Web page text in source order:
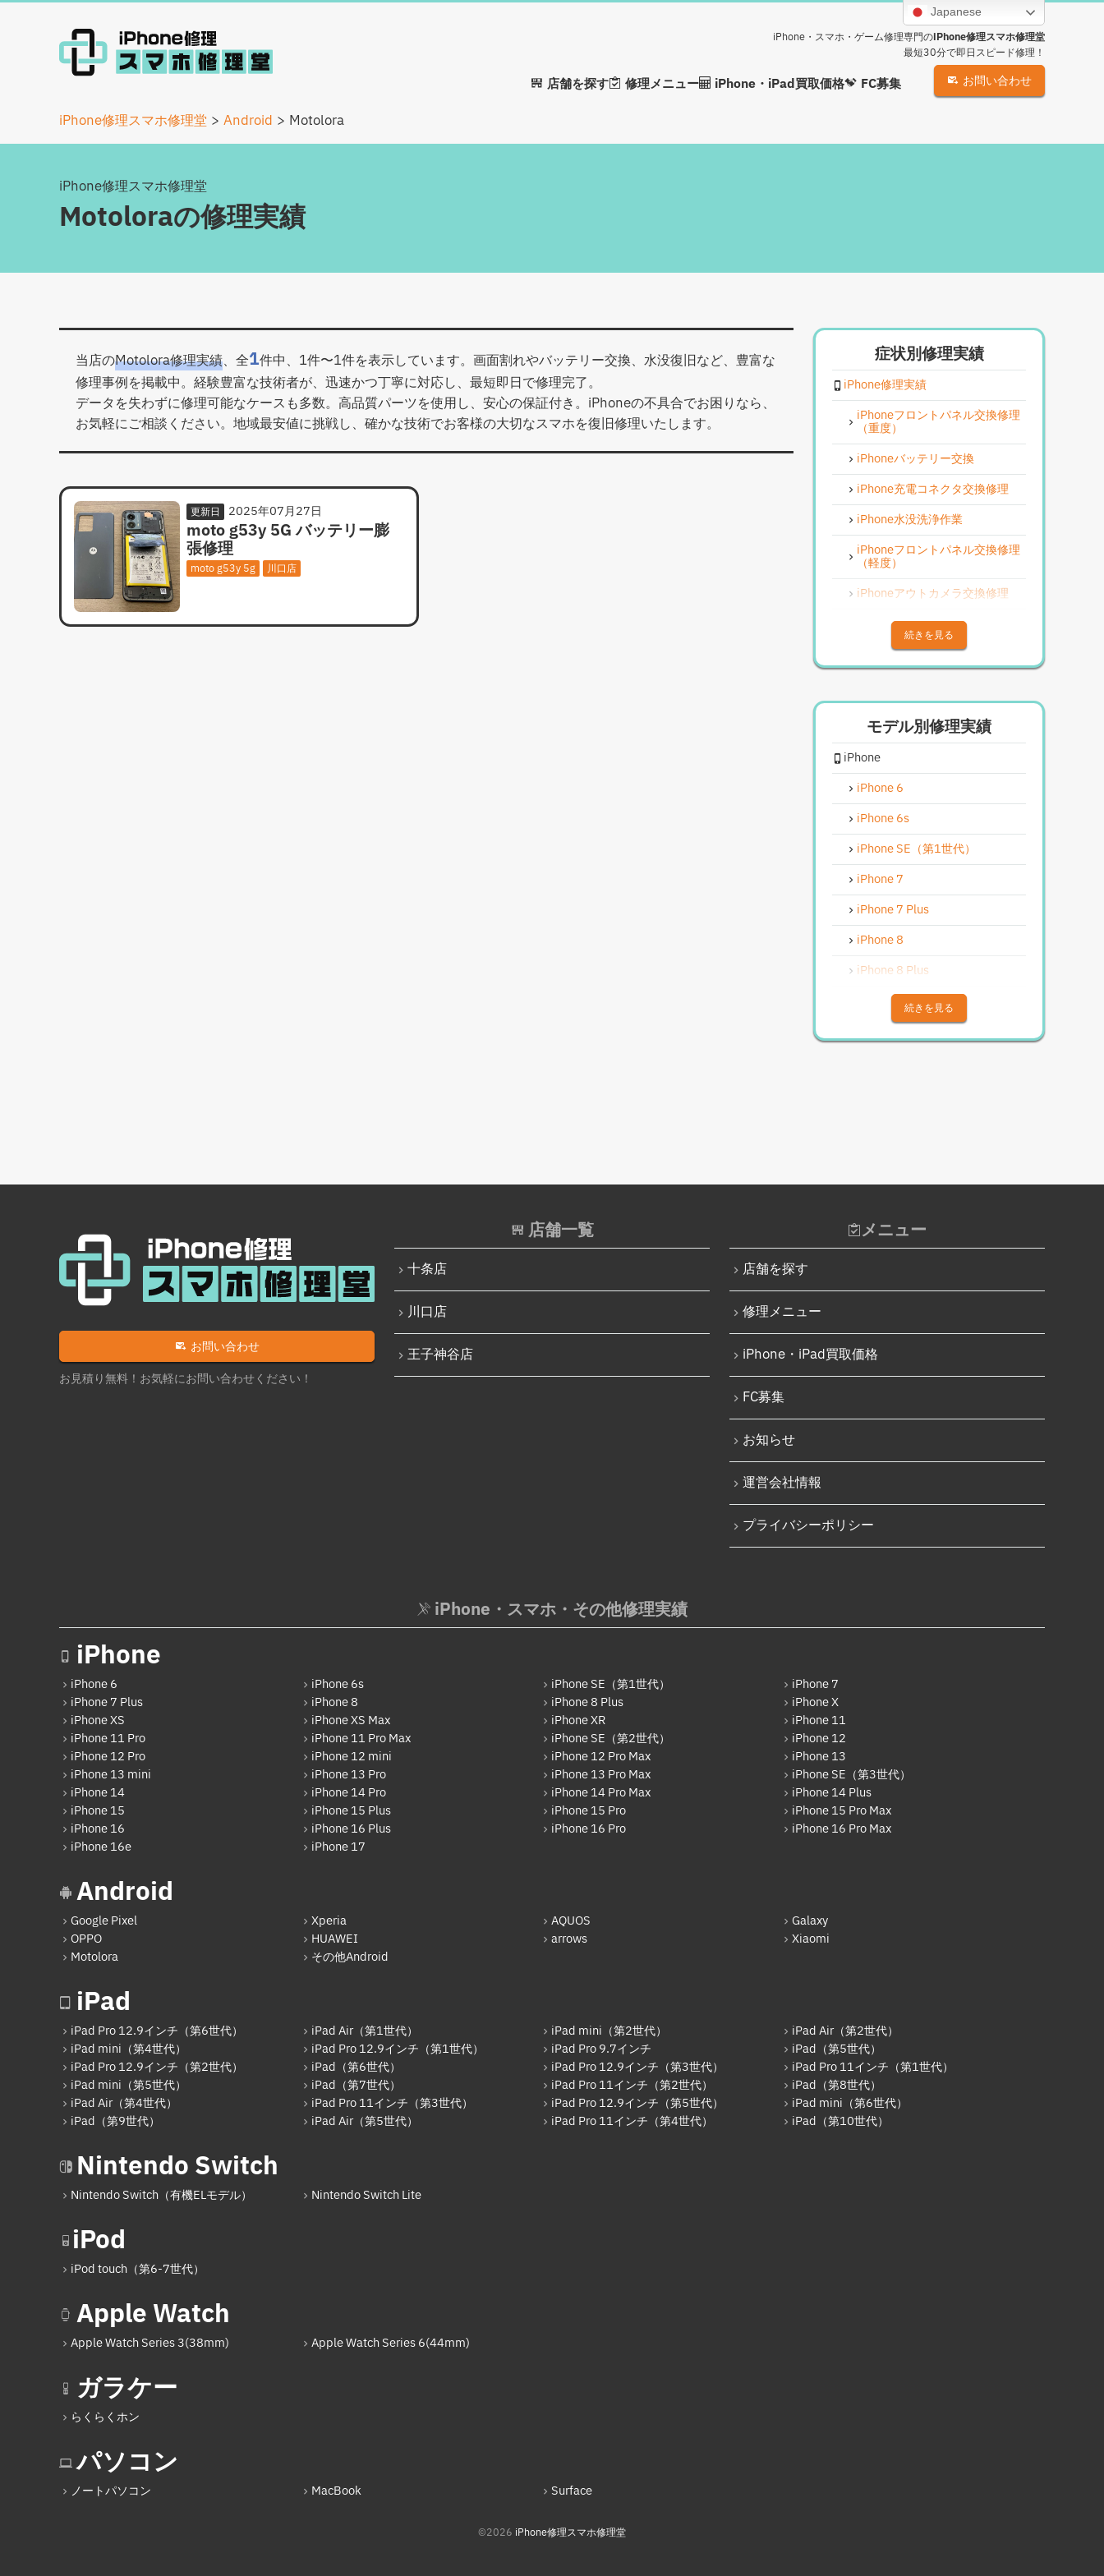
Japanese
iPhone・スマホ・ゲーム修理専門のiPhone修理スマホ修理堂
最短30分で即日スピード修理！
店舗を探す 修理メニュー iPhone・iPad買取価格 FC募集 お問い合わせ
iPhone修理スマホ修理堂 Android Motolora
iPhone修理スマホ修理堂
Motoloraの修理実績
当店のMotolora修理実績、全1件中、1件〜1件を表示しています。画面割れやバッテリー交換、水没復旧など、豊富な
修理事例を掲載中。経験豊富な技術者が、迅速かつ丁寧に対応し、最短即日で修理完了。
データを失わずに修理可能なケースも多数。高品質パーツを使用し、安心の保証付き。iPhoneの不具合でお困りなら、
お気軽にご相談ください。地域最安値に挑戦し、確かな技術でお客様の大切なスマホを復旧修理いたします。
更新日 2025年07月27日
moto g53y 5G バッテリー膨
張修理
moto g53y 5g 川口店
症状別修理実績
iPhone修理実績
iPhoneフロントパネル交換修理
（重度）
iPhoneバッテリー交換
iPhone充電コネクタ交換修理
iPhone水没洗浄作業
iPhoneフロントパネル交換修理
（軽度）
iPhoneアウトカメラ交換修理
iPhoneその他部品修理
iPhoneアウトカメラレンズ交換
修理
iPhone基板破損修理（重度）
iPhoneスピーカー関連修理
iPhoneカメラレンズガラス交換
修理
iPhoneインカメラ交換修理
iPhoneリンゴループ、システム
復旧
iPhone基板破損修理（軽度）
iPhoneバイブレータ交換修理
Android修理実績
Androidフロントパネル交換修理
Androidバッテリー交換
Android水没洗浄作業
iPad修理実績
iPadフロントパネル交換修理
iPadバッテリー交換
表示不良）
Nintendo Switch修理実績
Nintendo Switch SDカードスロ
ット修理
Nintendo Switch基板破損修理
（軽度）
パソコン液晶パネル交換修理
パソコンバッテリー交換
パソコンその他部品修理
AppleWatch修理実績
続きを見る
モデル別修理実績
iPhone
iPhone 6
iPhone 6s
iPhone SE（第1世代）
iPhone 7
iPhone 7 Plus
iPhone 8
iPhone 8 Plus
iPhone X
iPhone 11 Pro Max
iPhone 12
iPhone 12 Pro Max
iPhone 13
iPhone 14 Pro
iPhone 16 Plus
iPhone 16 Pro
AQUOS
Galaxy
OPPO
HUAWEI
続きを見る
お問い合わせ
お見積り無料！お気軽にお問い合わせください！
店舗一覧
十条店
川口店
王子神谷店
メニュー
店舗を探す
修理メニュー
iPhone・iPad買取価格
FC募集
お知らせ
運営会社情報
プライバシーポリシー
iPhone・スマホ・その他修理実績
iPhone
iPhone 6 iPhone 6s iPhone SE（第1世代）
iPhone 7
iPhone 7 Plus
iPhone 8 iPhone 8 Plus
iPhone X
iPhone XS
iPhone XS Max iPhone XR
iPhone 11
iPhone 11 Pro
iPhone 11 Pro Max iPhone SE（第2世代）
iPhone 12
iPhone 12 Pro
iPhone 12 mini iPhone 12 Pro Max
iPhone 13
iPhone 13 mini
iPhone 13 Pro iPhone 13 Pro Max
iPhone SE（第3世代）
iPhone 14
iPhone 14 Pro iPhone 14 Pro Max
iPhone 14 Plus
iPhone 15
iPhone 15 Plus iPhone 15 Pro
iPhone 15 Pro Max
iPhone 16
iPhone 16 Plus iPhone 16 Pro
iPhone 16 Pro Max
iPhone 16e
iPhone 17
Android
Google Pixel Xperia AQUOS
Galaxy
OPPO
HUAWEI arrows
Xiaomi
Motolora
その他Android
iPad
iPad Pro 12.9インチ（第6世代） iPad Air（第1世代） iPad mini（第2世代）
iPad Air（第2世代）
iPad mini（第4世代）
iPad Pro 12.9インチ（第1世代） iPad Pro 9.7インチ
iPad（第5世代）
iPad Pro 12.9インチ（第2世代）
iPad（第6世代） iPad Pro 12.9インチ（第3世代）
iPad Pro 11インチ（第1世代）
iPad mini（第5世代）
iPad（第7世代） iPad Pro 11インチ（第2世代）
iPad（第8世代）
iPad Air（第4世代）
iPad Pro 11インチ（第3世代） iPad Pro 12.9インチ（第5世代）
iPad mini（第6世代）
iPad（第9世代）
iPad Air（第5世代） iPad Pro 11インチ（第4世代） iPad（第10世代）
Nintendo Switch
Nintendo Switch（有機ELモデル） Nintendo Switch Lite
iPod
iPod touch（第6-7世代）
Apple Watch
Apple Watch Series 3(38mm) Apple Watch Series 6(44mm)
ガラケー
らくらくホン
パソコン
ノートパソコン MacBook Surface
©2026 iPhone修理スマホ修理堂